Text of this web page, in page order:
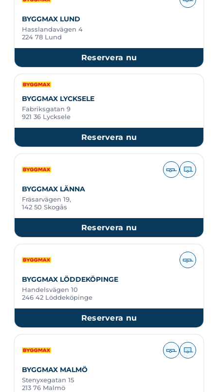
BYGGMAX LUND
Hasslandavägen 4
224 78 Lund
Reservera nu
BYGGMAX LYCKSELE
Fabriksgatan 9
921 36 Lycksele
Reservera nu
BYGGMAX LÄNNA
Fräsarvägen 19,
142 50 Skogås
Reservera nu
BYGGMAX LÖDDEKÖPINGE
Handelsvägen 10
246 42 Löddeköpinge
Reservera nu
BYGGMAX MALMÖ
Stenyxegatan 15
213 76 Malmö